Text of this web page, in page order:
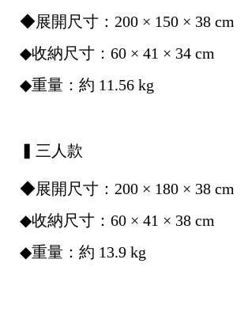
◆展開尺寸：200 × 150 × 38 cm
◆收納尺寸：60 × 41 × 34 cm
◆重量：約 11.56 kg
▍三人款
◆展開尺寸：200 × 180 × 38 cm
◆收納尺寸：60 × 41 × 38 cm
◆重量：約 13.9 kg